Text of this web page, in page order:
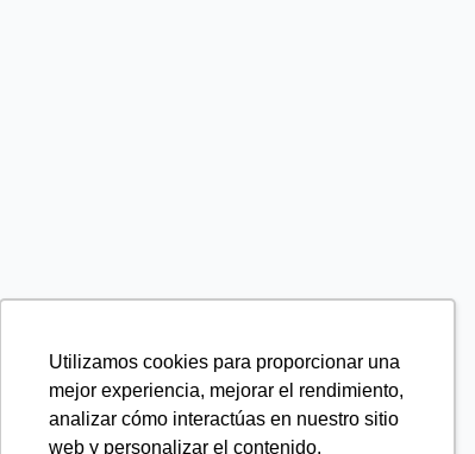
Utilizamos cookies para proporcionar una
mejor experiencia, mejorar el rendimiento,
analizar cómo interactúas en nuestro sitio
web y personalizar el contenido.